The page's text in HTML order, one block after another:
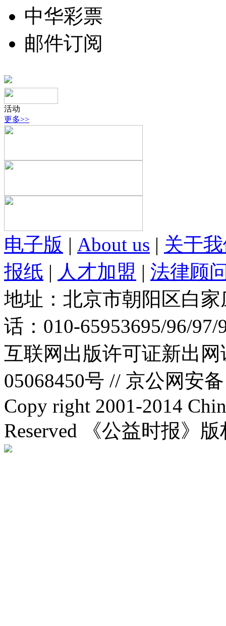
中华彩票
邮件订阅
活动
更多>>
电子版 | About us | 关于
报纸 | 人才加盟 | 法律顾
地址：北京市朝阳区白
话：010-65953695/96/
互联网出版许可证新出
05068450号 // 京公网安
Copy right 2001-2014
Reserved 《公益时报》